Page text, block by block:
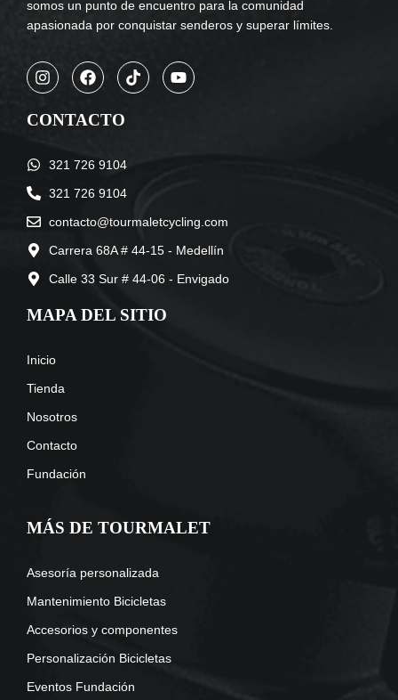
somos un punto de encuentro para la comunidad
apasionada por conquistar senderos y superar límites.
CONTACTO
321 726 9104
321 726 9104
contacto@tourmaletcycling.com
Carrera 68A # 44-15 - Medellín
Calle 33 Sur # 44-06 - Envigado
MAPA DEL SITIO
Inicio
Tienda
Nosotros
Contacto
Fundación
MÁS DE TOURMALET
Asesoría personalizada
Mantenimiento Bicicletas
Accesorios y componentes
Personalización Bicicletas
Eventos Fundación